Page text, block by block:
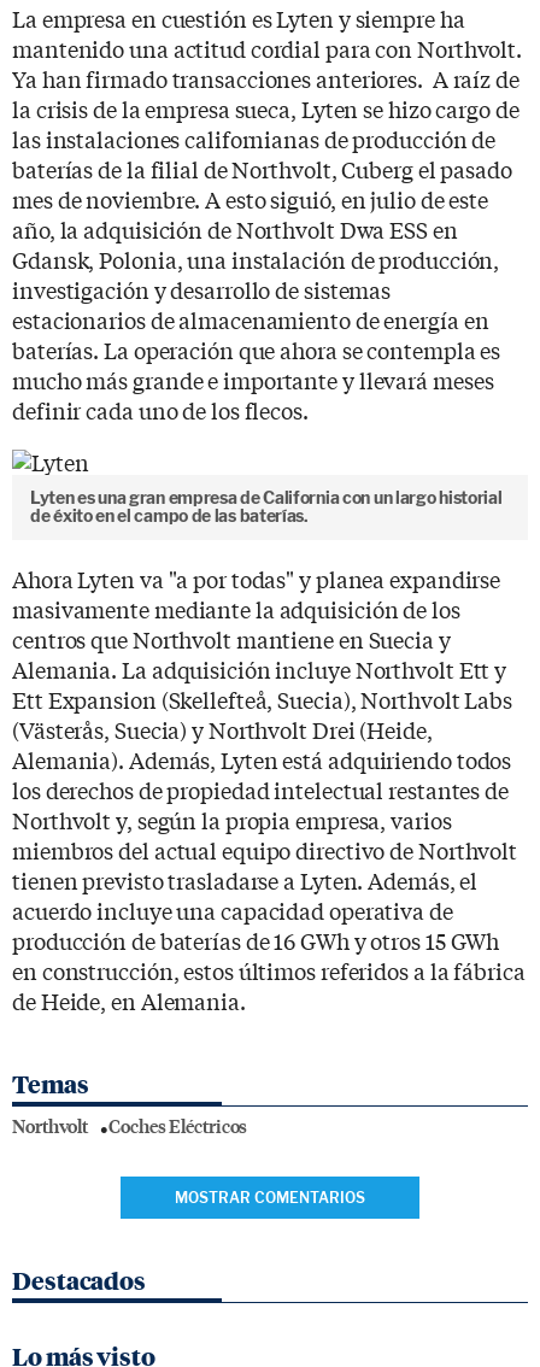
La empresa en cuestión es Lyten y siempre ha
mantenido una actitud cordial para con Northvolt.
Ya han firmado transacciones anteriores. A raíz de
la crisis de la empresa sueca, Lyten se hizo cargo de
las instalaciones californianas de producción de
baterías de la filial de Northvolt, Cuberg el pasado
mes de noviembre. A esto siguió, en julio de este
año, la adquisición de Northvolt Dwa ESS en
Gdansk, Polonia, una instalación de producción,
investigación y desarrollo de sistemas
estacionarios de almacenamiento de energía en
baterías. La operación que ahora se contempla es
mucho más grande e importante y llevará meses
definir cada uno de los flecos.
Lyten es una gran empresa de California con un largo historial
de éxito en el campo de las baterías.
Ahora Lyten va "a por todas" y planea expandirse
masivamente mediante la adquisición de los
centros que Northvolt mantiene en Suecia y
Alemania. La adquisición incluye Northvolt Ett y
Ett Expansion (Skellefteå, Suecia), Northvolt Labs
(Västerås, Suecia) y Northvolt Drei (Heide,
Alemania). Además, Lyten está adquiriendo todos
los derechos de propiedad intelectual restantes de
Northvolt y, según la propia empresa, varios
miembros del actual equipo directivo de Northvolt
tienen previsto trasladarse a Lyten. Además, el
acuerdo incluye una capacidad operativa de
producción de baterías de 16 GWh y otros 15 GWh
en construcción, estos últimos referidos a la fábrica
de Heide, en Alemania.
Temas
Northvolt Coches Eléctricos
MOSTRAR COMENTARIOS
Destacados
Lo más visto